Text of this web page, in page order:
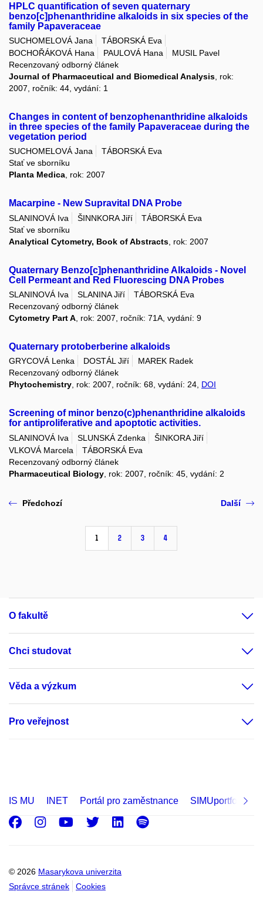
HPLC quantification of seven quaternary
benzo[c]phenanthridine alkaloids in six species of the
family Papaveraceae
SUCHOMELOVÁ Jana
TÁBORSKÁ Eva
BOCHOŘÁKOVÁ Hana
PAULOVÁ Hana
MUSIL Pavel
Recenzovaný odborný článek
Journal of Pharmaceutical and Biomedical Analysis , rok:
2007, ročník: 44, vydání: 1
Changes in content of benzophenanthridine alkaloids
in three species of the family Papaveraceae during the
vegetation period
SUCHOMELOVÁ Jana
TÁBORSKÁ Eva
Stať ve sborníku
Planta Medica, rok: 2007
Macarpine - New Supravital DNA Probe
SLANINOVÁ Iva ŠINNKORA Jiří
TÁBORSKÁ Eva
Stať ve sborníku
Analytical Cytometry, Book of Abstracts , rok: 2007
Quaternary Benzo[c]phenanthridine Alkaloids - Novel
Cell Permeant and Red Fluorescing DNA Probes
SLANINOVÁ Iva SLANINA Jiří
TÁBORSKÁ Eva
Recenzovaný odborný článek
Cytometry Part A , rok: 2007, ročník: 71A, vydání: 9
Quaternary protoberberine alkaloids
GRYCOVÁ Lenka DOSTÁL Jiří
MAREK Radek
Recenzovaný odborný článek
Phytochemistry, rok: 2007, ročník: 68, vydání: 24, DOI
Screening of minor benzo(c)phenanthridine alkaloids
for antiproliferative and apoptotic activities.
SLANINOVÁ Iva SLUNSKÁ Zdenka
ŠINKORA Jiří
VLKOVÁ Marcela
TÁBORSKÁ Eva
Recenzovaný odborný článek
Pharmaceutical Biology , rok: 2007, ročník: 45, vydání: 2
Předchozí
1 2 3 4
Další
O fakultě
Chci studovat
Věda a výzkum
Pro veřejnost
IS MU INET Portál pro zaměstnance SIMUportfolio
© 2026 Masarykova univerzita
Správce stránek
Cookies
Facebook
Instagram
Youtube
Twitter
LinkedIn
Spotify